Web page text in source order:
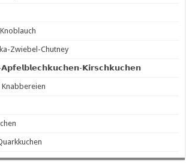
Zwiebel-Chutney
𝗞𝗶𝗿𝘀𝗰𝗵𝗸𝘂𝗰𝗵𝗲𝗻